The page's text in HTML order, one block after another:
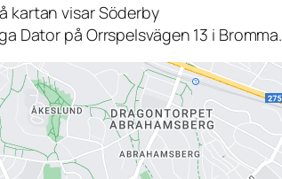
kartan visar Söderby
Dator på Orrspelsvägen 13 i Bromma.